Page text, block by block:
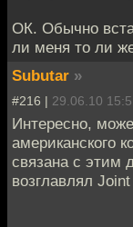
ОК. Обычно
ли меня то ли
Subutar »
#216 | 29.06.10
Интересно,
американского
связана с этим
возглавлял